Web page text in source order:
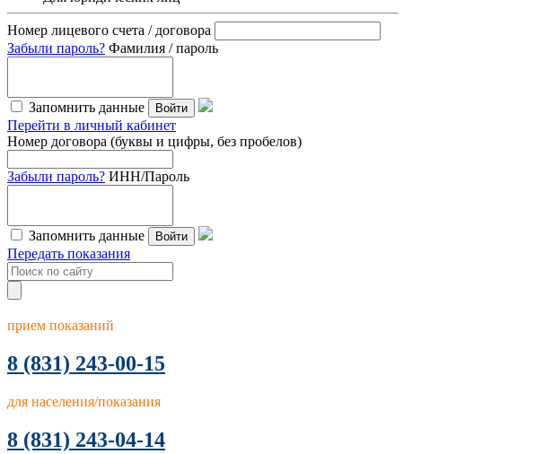
Номер лицевого счета / договора
Забыли пароль? Фамилия / пароль
Запомнить данные Войти
Перейти в личный кабинет
Номер договора (буквы и цифры, без пробелов)
Забыли пароль? ИНН/Пароль
Запомнить данные Войти
Передать показания
прием показаний
8 (831) 243-00-15
для населения/показания
8 (831) 243-04-14